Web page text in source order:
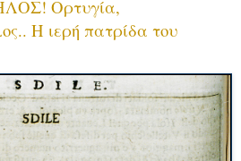
Ορτυγία,
Η ιερή πατρίδα του